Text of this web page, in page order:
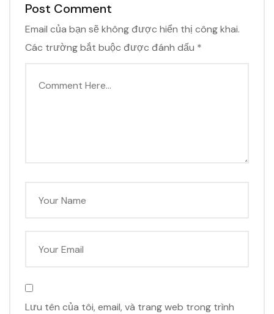
Post Comment
Email của bạn sẽ không được hiển thị công khai.
Các trường bắt buộc được đánh dấu *
Lưu tên của tôi, email, và trang web trong trình